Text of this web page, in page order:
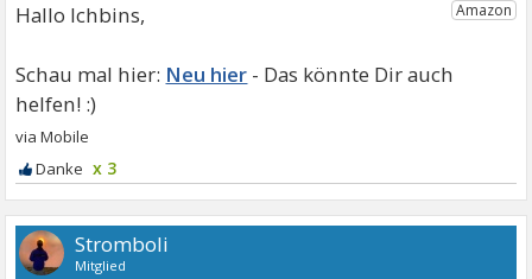
Hallo Ichbins,
Neu hier
x 3
Stromboli
Mitglied